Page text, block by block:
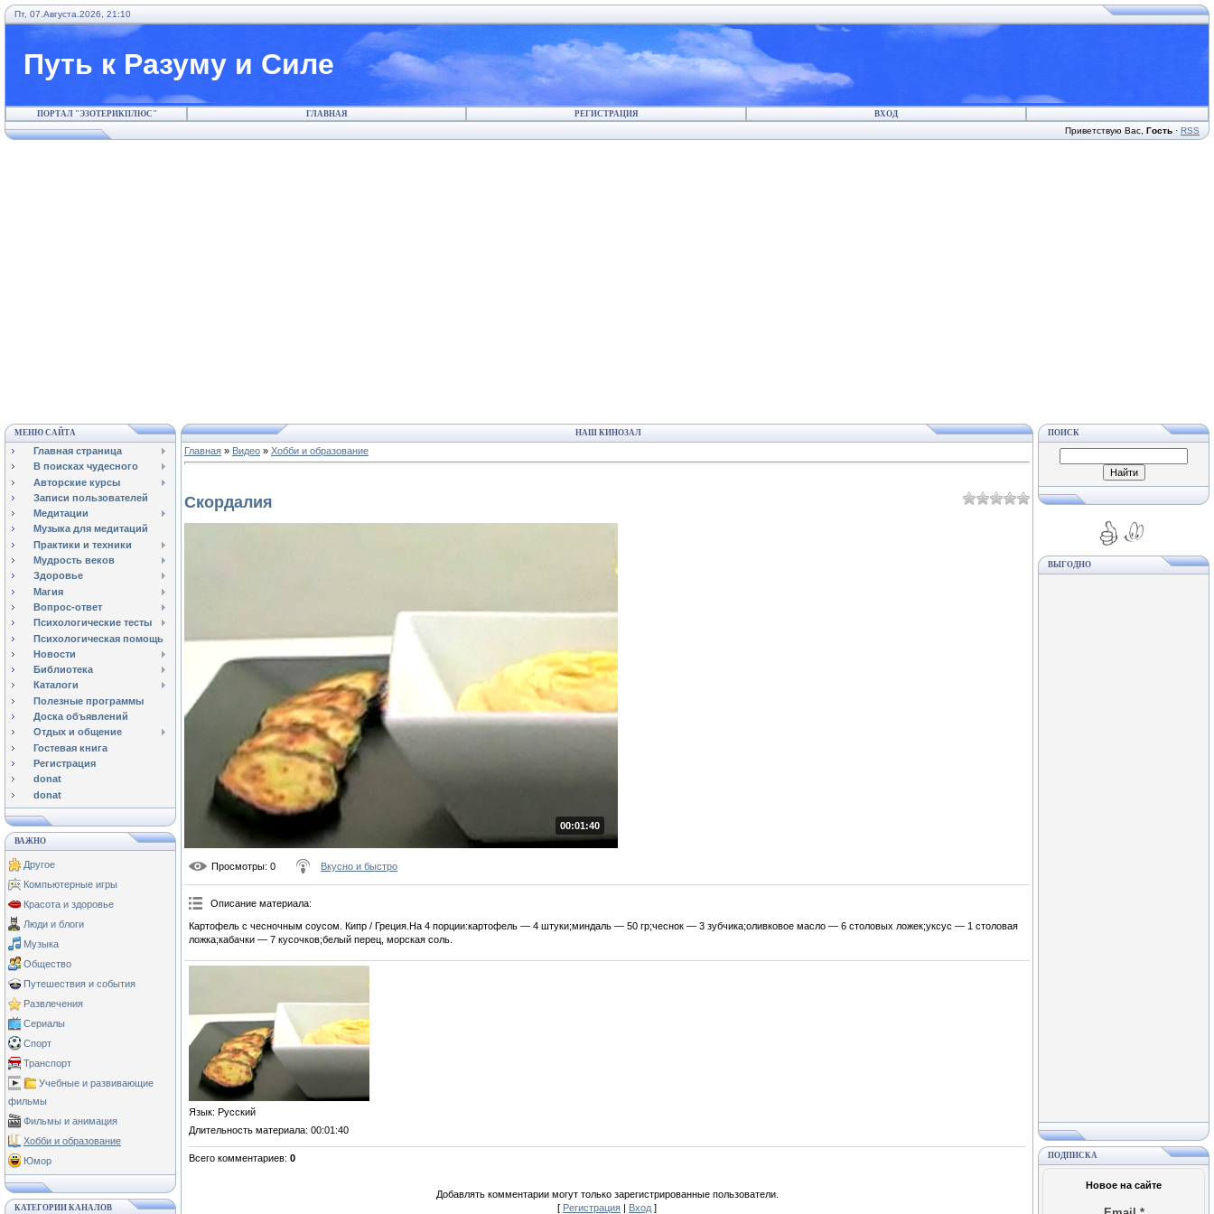
Пт, 07.Августа.2026, 21:10
Путь к Разуму и Силе
ПОРТАЛ "ЭЗОТЕРИКПЛЮС" ГЛАВНАЯ РЕГИСТРАЦИЯ ВХОД
Приветствую Вас Гость · RSS
МЕНЮ САЙТА
Главная страница
В поисках чудесного
Авторские курсы
Записи пользователей
Медитации
Музыка для медитаций
Практики и техники
Мудрость веков
Здоровье
Магия
Вопрос-ответ
Психологические тесты
Психологическая помощь
Новости
Библиотека
Каталоги
Полезные программы
Доска объявлений
Отдых и общение
Гостевая книга
Регистрация
donat
donat
ВАЖНО
Другое
Компьютерные игры
Красота и здоровье
Люди и блоги
Музыка
Общество
Путешествия и события
Развлечения
Сериалы
Спорт
Транспорт
Учебные и развивающие
фильмы
Фильмы и анимация
Хобби и образование
Юмор
КАТЕГОРИИ КАНАЛОВ
НАШ КИНОЗАЛ
Главная » Видео » Хобби и образование
Скордалия
00:01:40
Просмотры: 0 Вкусно и быстро
Описание материала:
Картофель с чесночным соусом. Кипр / Греция.На 4 порции:картофель — 4 штуки;миндаль — 50 гр;чеснок — 3 зубчика;оливковое масло — 6 столовых ложек;уксус — 1 столовая
ложка;кабачки — 7 кусочков;белый перец, морская соль.
Язык: Русский
Длительность материала: 00:01:40
Всего комментариев: 0
Добавлять комментарии могут только зарегистрированные пользователи.
[ Регистрация | Вход ]
ПОИСК
ВЫГОДНО
ПОДПИСКА
Новое на сайте